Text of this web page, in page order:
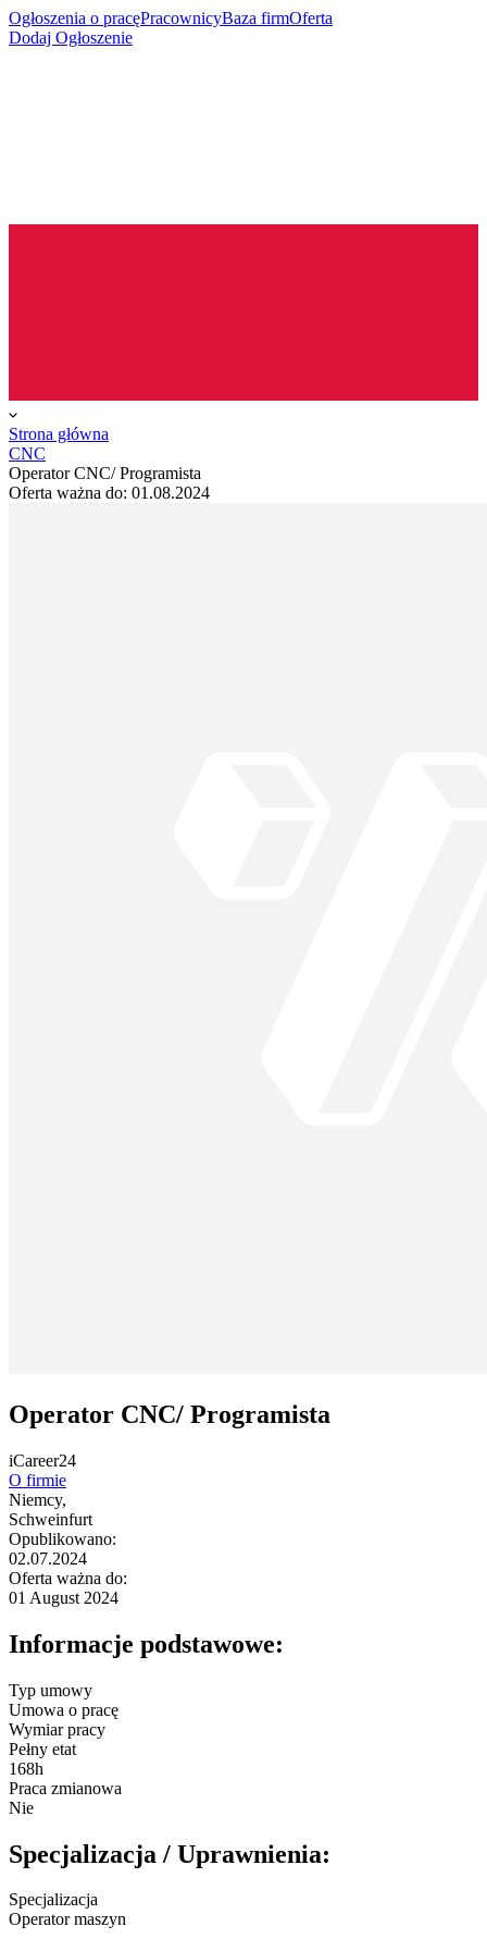
Ogłoszenia o pracęPracownicyBaza firmOferta
Dodaj Ogłoszenie
Strona główna
CNC
Operator CNC/ Programista
Oferta ważna do: 01.08.2024
Operator CNC/ Programista
iCareer24
O firmie
Niemcy,
Schweinfurt
Opublikowano:
02.07.2024
Oferta ważna do:
01 August 2024
Informacje podstawowe:
Typ umowy
Umowa o pracę
Wymiar pracy
Pełny etat
168h
Praca zmianowa
Nie
Specjalizacja / Uprawnienia:
Specjalizacja
Operator maszyn